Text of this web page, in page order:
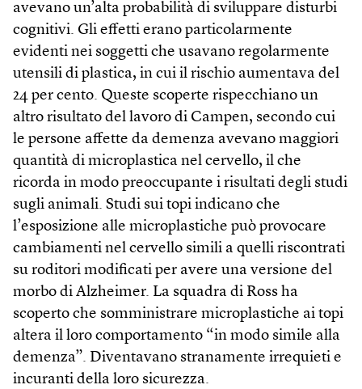
avevano un’alta probabilità di sviluppare disturbi
cognitivi. Gli effetti erano particolarmente
evidenti nei soggetti che usavano regolarmente
utensili di plastica, in cui il rischio aumentava del
24 per cento. Queste scoperte rispecchiano un
altro risultato del lavoro di Campen, secondo cui
le persone affette da demenza avevano maggiori
quantità di microplastica nel cervello, il che
ricorda in modo preoccupante i risultati degli studi
sugli animali. Studi sui topi indicano che
l’esposizione alle microplastiche può provocare
cambiamenti nel cervello simili a quelli riscontrati
su roditori modificati per avere una versione del
morbo di Alzheimer. La squadra di Ross ha
scoperto che somministrare microplastiche ai topi
altera il loro comportamento “in modo simile alla
demenza”. Diventavano stranamente irrequieti e
incuranti della loro sicurezza.